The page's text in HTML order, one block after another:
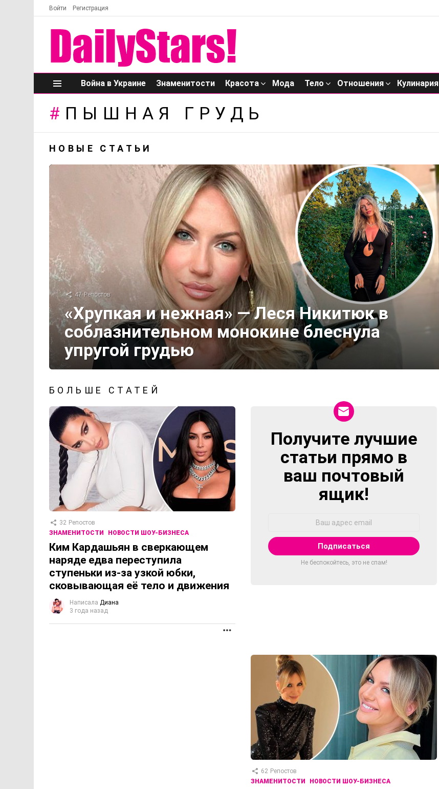
Войти Регистрация
Меню
Война в Украине Знаменитости Красота Мода Тело Отношения Кулинария
ПЫШНАЯ ГРУДЬ
НОВЫЕ СТАТЬИ
47 Репостов
«Хрупкая и нежная» — Леся Никитюк в
соблазнительном монокине блеснула
упругой грудью
БОЛЬШЕ СТАТЕЙ
32 Репостов
ЗНАМЕНИТОСТИ
НОВОСТИ ШОУ-БИЗНЕСА
Ким Кардашьян в сверкающем
наряде едва переступила
ступеньки из-за узкой юбки,
сковывающая её тело и движения
Написала Диана
3 года назад
NEWSLETTER
Получите лучшие
статьи прямо в
ваш почтовый
ящик!
Не беспокойтесь, это не спам!
62 Репостов
ЗНАМЕНИТОСТИ
НОВОСТИ ШОУ-БИЗНЕСА